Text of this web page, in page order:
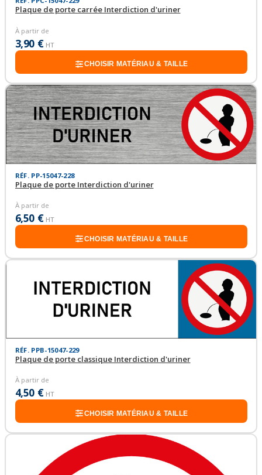
Plaque de porte carrée Interdiction d'uriner
À partir de
3,90 € HT
CHOISIR MATÉRIAU & TAILLE
RÉF. PP-15047-228
Plaque de porte Interdiction d'uriner
À partir de
6,50 € HT
CHOISIR MATÉRIAU & TAILLE
RÉF. PPB-15047-229
Plaque de porte classique Interdiction d'uriner
À partir de
4,50 € HT
CHOISIR MATÉRIAU & TAILLE